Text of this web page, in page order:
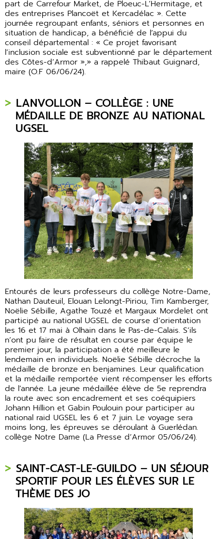
part de Carrefour Market, de Ploeuc-L’Hermitage, et
des entreprises Plancoët et Kercadélac ». Cette
journée regroupant enfants, séniors et personnes en
situation de handicap, a bénéficié de l’appui du
conseil départemental : « Ce projet favorisant
l’inclusion sociale est subventionné par le département
des Côtes-d’Armor »,» a rappelé Thibaut Guignard,
maire (O.F 06/06/24).
LANVOLLON – COLLÈGE : UNE
MÉDAILLE DE BRONZE AU NATIONAL
UGSEL
Entourés de leurs professeurs du collège Notre-Dame,
Nathan Dauteuil, Elouan Lelongt-Piriou, Tim Kamberger,
Noëlie Sébille, Agathe Touzé et Margaux Mordelet ont
participé au national UGSEL de course d’orientation
les 16 et 17 mai à Olhain dans le Pas-de-Calais. S’ils
n’ont pu faire de résultat en course par équipe le
premier jour, la participation a été meilleure le
lendemain en individuels. Noëlie Sébille décroche la
médaille de bronze en benjamines. Leur qualification
et la médaille remportée vient récompenser les efforts
de l’année. La jeune médaillée élève de 5e reprendra
la route avec son encadrement et ses coéquipiers
Johann Hillion et Gabin Poulouin pour participer au
national raid UGSEL les 6 et 7 juin. Le voyage sera
moins long, les épreuves se déroulant à Guerlédan.
collège Notre Dame (La Presse d’Armor 05/06/24).
SAINT-CAST-LE-GUILDO – UN SÉJOUR
SPORTIF POUR LES ÉLÈVES SUR LE
THÈME DES JO